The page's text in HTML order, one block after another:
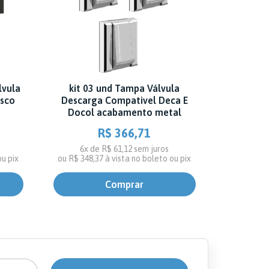
pix
kit 03 und Tampa Válvula
Descarga Compativel Deca E
Docol acabamento metal
R$ 366,71
6x de R$ 61,12 sem juros
ou R$ 348,37 à vista no boleto ou pix